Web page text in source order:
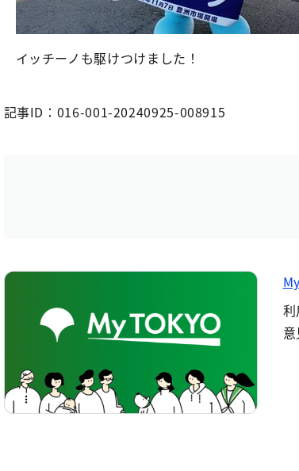
イッチーノも駆けつけました！
記事ID：016-001-20240925-008915